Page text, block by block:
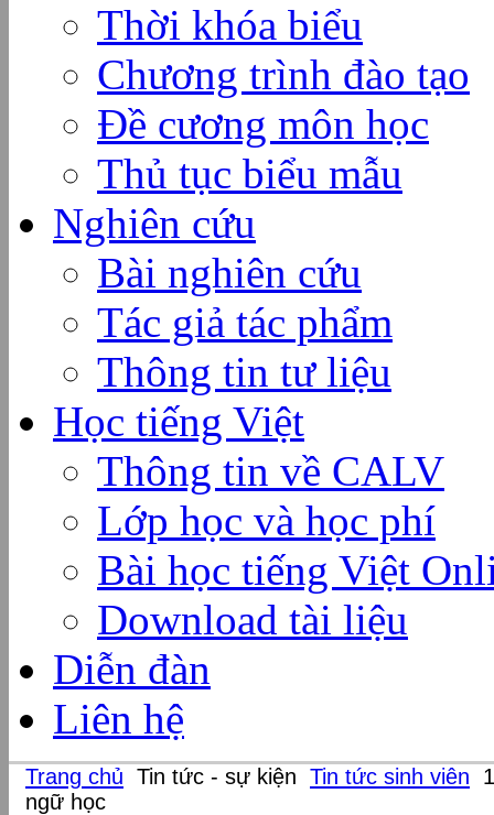
Thời khóa biểu
Chương trình đào tạo
Đề cương môn học
Thủ tục biểu mẫu
Nghiên cứu
Bài nghiên cứu
Tác giả tác phẩm
Thông tin tư liệu
Học tiếng Việt
Thông tin về CALV
Lớp học và học phí
Bài học tiếng Việt
Download tài liệu
Diễn đàn
Liên hệ
Trang chủ Tin tức - sự kiện Tin tức sinh viên
ngữ học